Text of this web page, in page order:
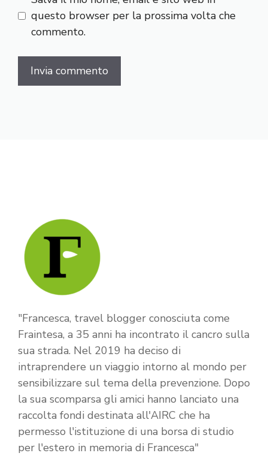
questo browser per la prossima volta che
commento.
"Francesca, travel blogger conosciuta come
Fraintesa, a 35 anni ha incontrato il cancro sulla
sua strada. Nel 2019 ha deciso di
intraprendere un viaggio intorno al mondo per
sensibilizzare sul tema della prevenzione. Dopo
la sua scomparsa gli amici hanno lanciato una
raccolta fondi destinata all'AIRC che ha
permesso l'istituzione di una borsa di studio
per l'estero in memoria di Francesca"